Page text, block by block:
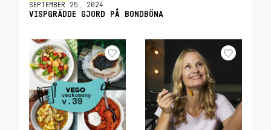
SEPTEMBER 25, 2024
VISPGRÄDDE GJORD PÅ BONDBÖNA